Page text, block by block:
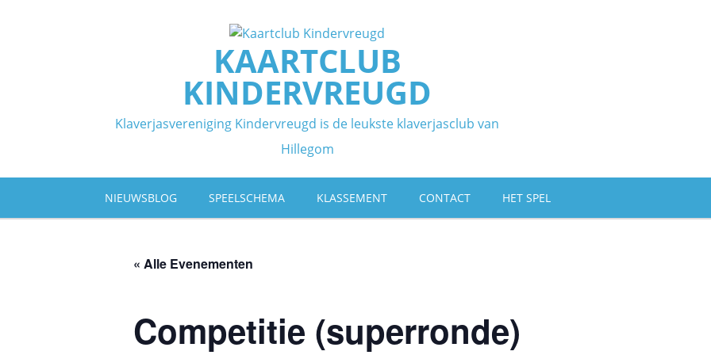
KAARTCLUB
KINDERVREUGD
Klaverjasvereniging Kindervreugd is de leukste klaverjasclub van
Hillegom
NIEUWSBLOG SPEELSCHEMA KLASSEMENT CONTACT HET SPEL
« Alle Evenementen
Competitie (superronde)